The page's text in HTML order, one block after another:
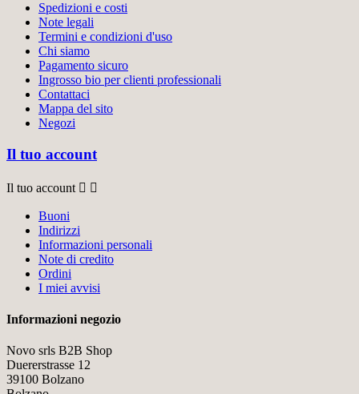
Spedizioni e costi
Note legali
Termini e condizioni d'uso
Chi siamo
Pagamento sicuro
Ingrosso bio per clienti professionali
Contattaci
Mappa del sito
Negozi
Il tuo account
Il tuo account  
Buoni
Indirizzi
Informazioni personali
Note di credito
Ordini
I miei avvisi
Informazioni negozio
Novo srls B2B Shop
Duererstrasse 12
39100 Bolzano